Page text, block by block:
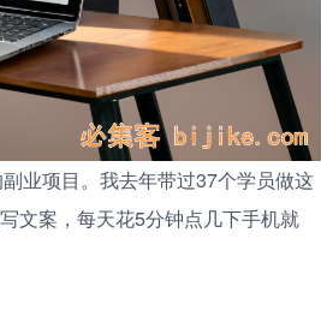
业项目。我去年带过37个学员做这
文案，每天花5分钟点几下手机就